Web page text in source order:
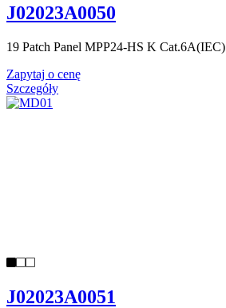
J02023A0050
19 Patch Panel MPP24-HS K Cat.6A(IEC)
Zapytaj o cenę
Szczegóły
J02023A0051